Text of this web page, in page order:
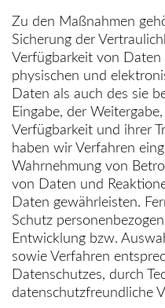
Zu den Maßnahmen
Sicherung der
Verfügbarkeit von
physischen und
Daten als auch des sie
Eingabe, der
Verfügbarkeit und ihrer
haben wir Verfahren
Wahrnehmung von
von Daten und
Daten gewährleisten.
Schutz
Entwicklung bzw.
sowie Verfahren
Datenschutzes, durch
datenschutzfreundliche